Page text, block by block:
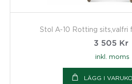
Stol A-10 Rotting sits,valfri
3 505 Kr
inkl. moms
LÄGG I